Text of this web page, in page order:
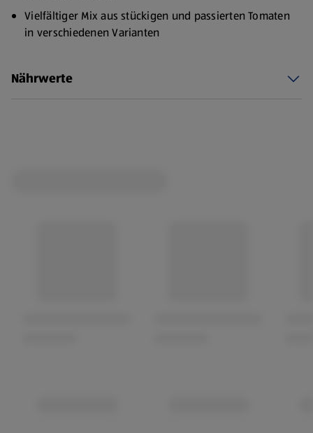
Vielfältiger Mix aus stückigen und passierten Tomaten
in verschiedenen Varianten
Nährwerte